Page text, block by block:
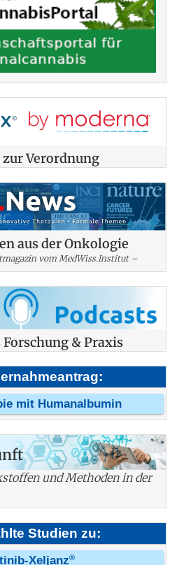
Verordnung
aus der Onkologie
vom MedWiss.Institut –
& Praxis
mit Humanalbumin
und Methoden in der
Studien zu:
Xeljanz®